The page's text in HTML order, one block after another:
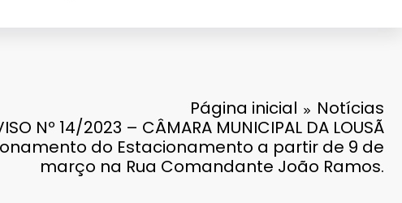
Página inicial
Notícias
Nº 14/2023 – CÂMARA MUNICIPAL DA LOUSÃ
do Estacionamento a partir de 9 de
março na Rua Comandante João Ramos.